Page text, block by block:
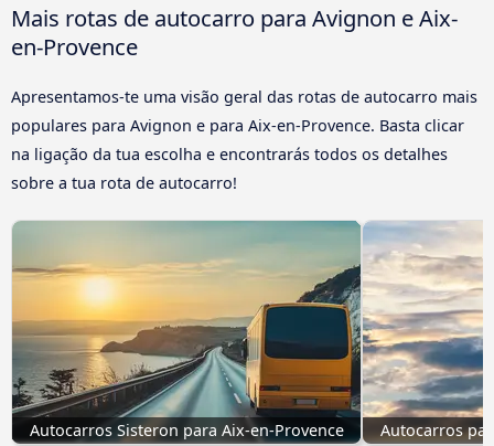
Mais rotas de autocarro para Avignon e Aix-
en-Provence
Apresentamos-te uma visão geral das rotas de autocarro mais
populares para Avignon e para Aix-en-Provence. Basta clicar
na ligação da tua escolha e encontrarás todos os detalhes
sobre a tua rota de autocarro!
Autocarros Sisteron para Aix-en-Provence Autocarros